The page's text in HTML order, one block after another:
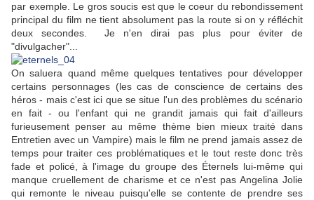
par exemple. Le gros soucis est que le coeur du rebondissement
principal du film ne tient absolument pas la route si on y réfléchit
deux secondes. Je n'en dirai pas plus pour éviter de
"divulgacher"...
On saluera quand même quelques tentatives pour développer
certains personnages (les cas de conscience de certains des
héros - mais c'est ici que se situe l'un des problèmes du scénario
en fait - ou l'enfant qui ne grandit jamais qui fait d'ailleurs
furieusement penser au même thème bien mieux traité dans
Entretien avec un Vampire) mais le film ne prend jamais assez de
temps pour traiter ces problématiques et le tout reste donc très
fade et policé, à l'image du groupe des Éternels lui-même qui
manque cruellement de charisme et ce n'est pas Angelina Jolie
qui remonte le niveau puisqu'elle se contente de prendre ses